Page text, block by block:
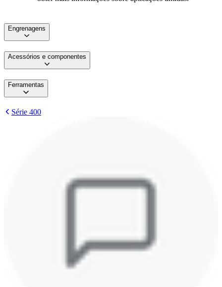
Engrenagens
Acessórios e componentes
Ferramentas
Série 400